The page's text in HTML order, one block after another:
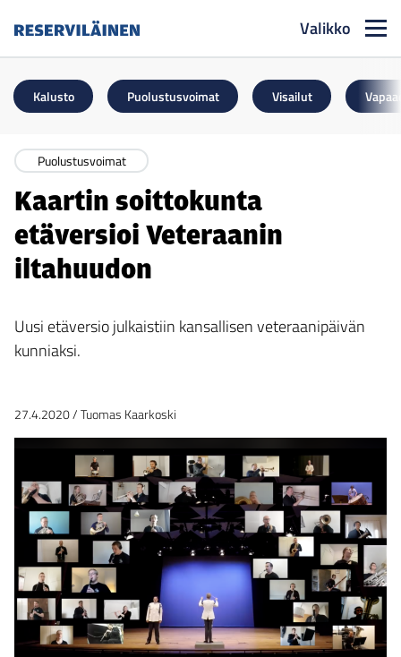
Valikko
Kalusto Puolustusvoimat Visailut
Puolustusvoimat
Kaartin soittokunta
etäversioi Veteraanin
iltahuudon
Uusi etäversio julkaistiin kansallisen veteraanipäivän
kunniaksi.
27.4.2020/Tuomas Kaarkoski